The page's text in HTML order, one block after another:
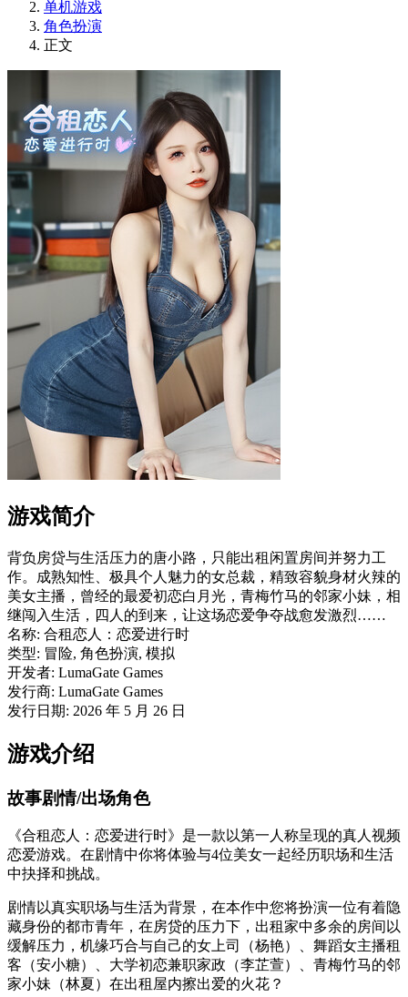
单机游戏
角色扮演
正文
游戏简介
背负房贷与生活压力的唐小路，只能出租闲置房间并努力工
作。成熟知性、极具个人魅力的女总裁，精致容貌身材火辣的
美女主播，曾经的最爱初恋白月光，青梅竹马的邻家小妹，相
继闯入生活，四人的到来，让这场恋爱争夺战愈发激烈……
名称: 合租恋人：恋爱进行时
类型: 冒险, 角色扮演, 模拟
开发者: LumaGate Games
发行商: LumaGate Games
发行日期: 2026 年 5 月 26 日
游戏介绍
故事剧情/出场角色
《合租恋人：恋爱进行时》是一款以第一人称呈现的真人视频
恋爱游戏。在剧情中你将体验与4位美女一起经历职场和生活
中抉择和挑战。
剧情以真实职场与生活为背景，在本作中您将扮演一位有着隐
藏身份的都市青年，在房贷的压力下，出租家中多余的房间以
缓解压力，机缘巧合与自己的女上司（杨艳）、舞蹈女主播租
客（安小糖）、大学初恋兼职家政（李芷萱）、青梅竹马的邻
家小妹（林夏）在出租屋内擦出爱的火花？